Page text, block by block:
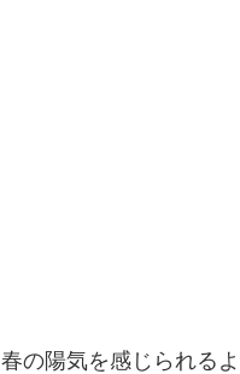
春の陽気を感じられる